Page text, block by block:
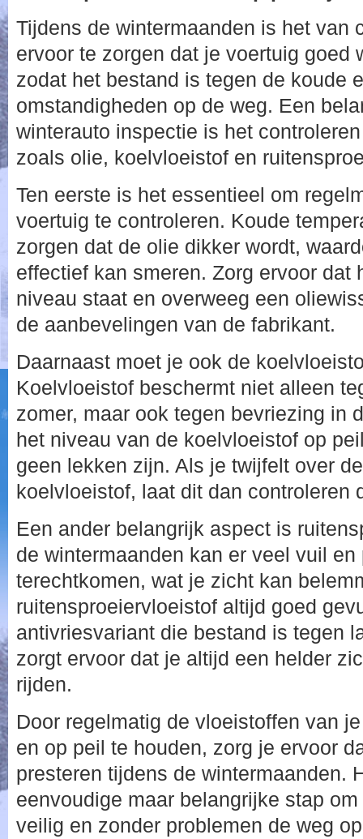
Tijdens de wintermaanden is het van
ervoor te zorgen dat je voertuig goed
zodat het bestand is tegen de koude
omstandigheden op de weg. Een
winterauto inspectie is het
zoals olie, koelvloeistof en
Ten eerste is het essentieel om
voertuig te controleren. Koude
zorgen dat de olie dikker wordt,
effectief kan smeren. Zorg ervoor dat
niveau staat en overweeg een
de aanbevelingen van de fabrikant.
Daarnaast moet je ook de
Koelvloeistof beschermt niet alleen
zomer, maar ook tegen bevriezing in
het niveau van de koelvloeistof op
geen lekken zijn. Als je twijfelt over
koelvloeistof, laat dit dan controleren
Een ander belangrijk aspect is
de wintermaanden kan er veel vuil
terechtkomen, wat je zicht kan
ruitensproeiervloeistof altijd goed
antivriesvariant die bestand is tegen
zorgt ervoor dat je altijd een helder
rijden.
Door regelmatig de vloeistoffen van
en op peil te houden, zorg je ervoor
presteren tijdens de wintermaanden.
eenvoudige maar belangrijke stap
veilig en zonder problemen de weg